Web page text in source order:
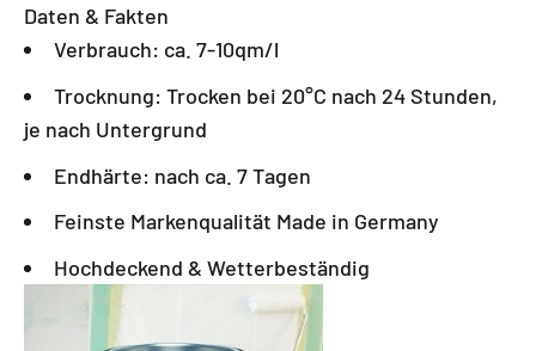
Daten & Fakten
Verbrauch: ca. 7-10qm/l
Trocknung: Trocken bei 20°C nach 24 Stunden,
je nach Untergrund
Endhärte: nach ca. 7 Tagen
Feinste Markenqualität Made in Germany
Hochdeckend & Wetterbeständig